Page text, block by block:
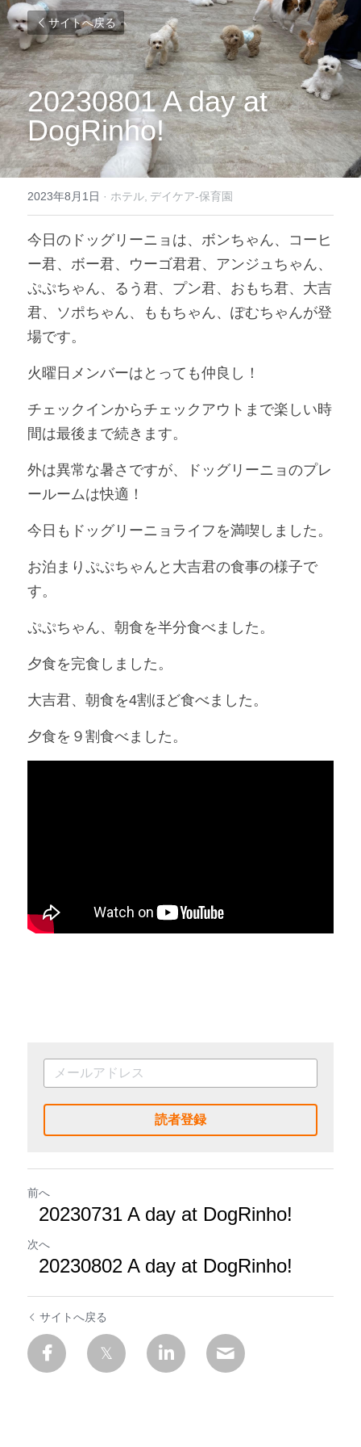
サイトへ戻る
20230801 A day at
DogRinho!
2023年8月1日 · ホテル, デイケア-保育園
今日のドッグリーニョは、ボンちゃん、コーヒ
ー君、ボー君、ウーゴ君君、アンジュちゃん、
ぷぷちゃん、るう君、プン君、おもち君、大吉
君、ソポちゃん、ももちゃん、ぽむちゃんが登
場です。
火曜日メンバーはとっても仲良し！
チェックインからチェックアウトまで楽しい時
間は最後まで続きます。
外は異常な暑さですが、ドッグリーニョのプレ
ールームは快適！
今日もドッグリーニョライフを満喫しました。
お泊まりぷぷちゃんと大吉君の食事の様子で
す。
ぷぷちゃん、朝食を半分食べました。
夕食を完食しました。
大吉君、朝食を4割ほど食べました。
夕食を９割食べました。
読者登録
前へ
20230731 A day at DogRinho!
次へ
20230802 A day at DogRinho!
サイトへ戻る